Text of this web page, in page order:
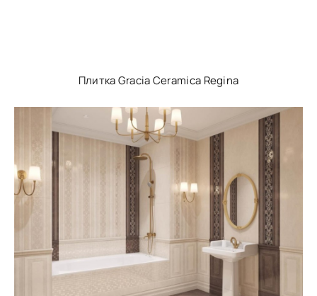
Плитка Gracia Ceramica Regina